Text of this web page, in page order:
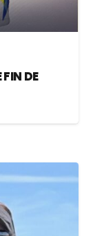
FIN DE